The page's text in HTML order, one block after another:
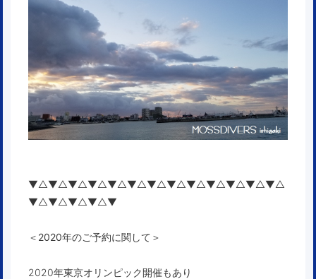
▼△▼△▼△▼△▼△▼△▼△▼△▼△▼△▼△▼△▼△
▼△▼△▼△▼△▼
＜2020年のご予約に関して＞
2020年東京オリンピック開催もあり